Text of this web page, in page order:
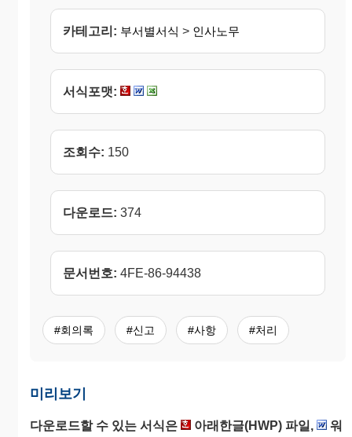
카테고리: 부서별서식 > 인사노무
서식포맷:
조회수: 150
다운로드: 374
문서번호: 4FE-86-94438
#회의록 #신고 #사항 #처리
미리보기
다운로드할 수 있는 서식은 아래한글(HWP) 파일,
워